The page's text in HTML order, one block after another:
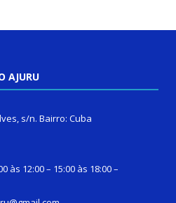
AJURU
s/n. Bairro: Cuba
às 12:00 – 15:00 às 18:00 –